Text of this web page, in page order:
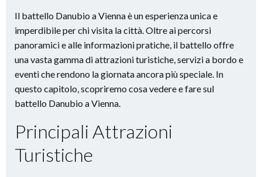
Il battello Danubio a Vienna è un esperienza unica e
imperdibile per chi visita la città. Oltre ai percorsi
panoramici e alle informazioni pratiche, il battello offre
una vasta gamma di attrazioni turistiche, servizi a bordo e
eventi che rendono la giornata ancora più speciale. In
questo capitolo, scopriremo cosa vedere e fare sul
battello Danubio a Vienna.
Principali Attrazioni
Turistiche